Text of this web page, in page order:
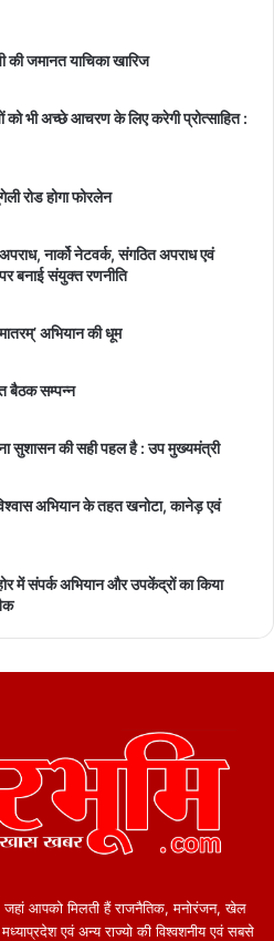
लगाकर शासकीय योजनाओं की प्रगति
दूरस्थ अंचल तक हितग्राहियों को शासन
लगभग) , सामुदायिक भवन, मुक्तिधाम शेड
की माँग पर ) की घोषणा की । इस
सुबोध कुमार, मुख्यमंत्री के विशेष सचिव
अधीक्षक धर्मेंद्र सिंह , सीओ जिला
चौपाल में उपस्थित रहे ।
की जमानत याचिका खारिज
को भी अच्छे आचरण के लिए करेगी प्रोत्साहित :
रोड होगा फोरलेन
नार्को नेटवर्क, संगठित अपराध एवं
बनाई संयुक्त रणनीति
अभियान की धूम
बैठक सम्पन्न
सुशासन की सही पहल है : उप मुख्यमंत्री
अभियान के तहत खनोटा, कानेड़ एवं
में संपर्क अभियान और उपकेंद्रों का किया
जहां आपको मिलती हैं राजनैतिक, मनोरंजन, खेल
एवं अन्य राज्यो की विश्वशनीय एवं सबसे